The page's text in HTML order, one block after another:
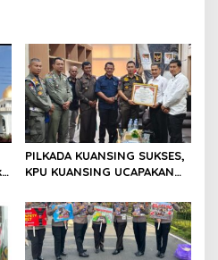
PILKADA KUANSING SUKSES,
KPU KUANSING UCAPAKAN
PENGHARGAAN KEPADA
INSTANSI TERKAIT